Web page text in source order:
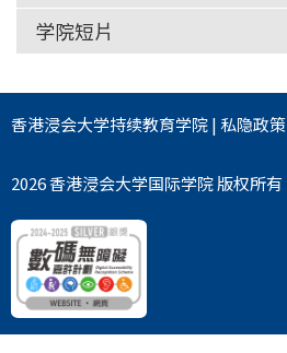
学院短片
香港浸会大学持续教育学院| 私隐政策
2026 香港浸会大学国际学院 版权所有